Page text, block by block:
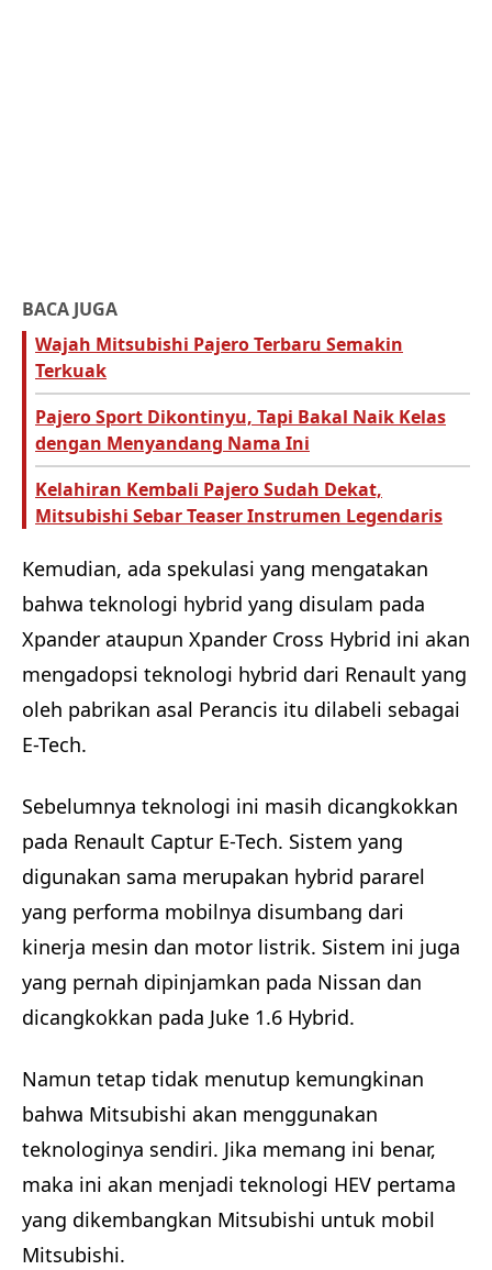
BACA JUGA
Wajah Mitsubishi Pajero Terbaru Semakin
Terkuak
Pajero Sport Dikontinyu, Tapi Bakal Naik Kelas
dengan Menyandang Nama Ini
Kelahiran Kembali Pajero Sudah Dekat,
Mitsubishi Sebar Teaser Instrumen Legendaris
Kemudian, ada spekulasi yang mengatakan
bahwa teknologi hybrid yang disulam pada
Xpander ataupun Xpander Cross Hybrid ini akan
mengadopsi teknologi hybrid dari Renault yang
oleh pabrikan asal Perancis itu dilabeli sebagai
E-Tech.
Sebelumnya teknologi ini masih dicangkokkan
pada Renault Captur E-Tech. Sistem yang
digunakan sama merupakan hybrid pararel
yang performa mobilnya disumbang dari
kinerja mesin dan motor listrik. Sistem ini juga
yang pernah dipinjamkan pada Nissan dan
dicangkokkan pada Juke 1.6 Hybrid.
Namun tetap tidak menutup kemungkinan
bahwa Mitsubishi akan menggunakan
teknologinya sendiri. Jika memang ini benar,
maka ini akan menjadi teknologi HEV pertama
yang dikembangkan Mitsubishi untuk mobil
Mitsubishi.